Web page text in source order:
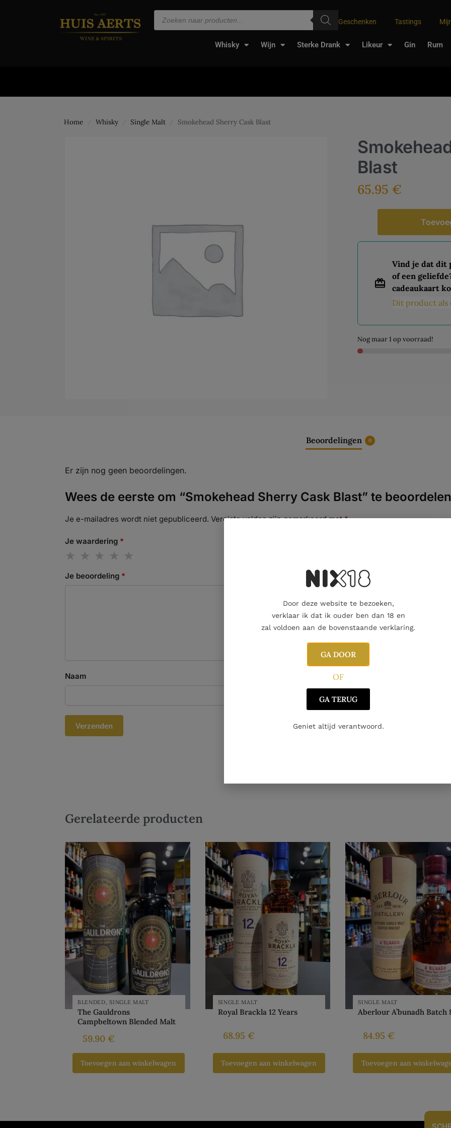
Geschenken Tastings
Whisky Wijn Sterke Drank Likeur Gin Rum
Home / Whisky / Single Malt / Smokehead Sherry Cask Blast
Blast
65.95 €
Vind je dat dit
of een
cadeaukaart
Dit product als
Nog maar 1 op voorraad!
Beoordelingen 0
Er zijn nog geen beoordelingen.
Wees de eerste om “Smokehead Sherry Cask Blast” te beoordelen
Je e-mailadres wordt niet gepubliceerd. Vereiste velden zijn gemarkeerd met*
Je waardering *
Je beoordeling *
Naam E-mail
Gerelateerde producten
BLENDED ,SINGLE MALT
The Gauldrons
Campbeltown Blended Malt
59.90 €
Toevoegen aan winkelwagen
SINGLE MALT
Royal Brackla 12 Years
68.95 €
Toevoegen aan winkelwagen
SINGLE MALT
Aberlour A’bunadh Batch
84.95 €
Toevoegen aan
Door deze website te bezoeken,
verklaar ik dat ik ouder ben dan 18 en
zal voldoen aan de bovenstaande verklaring.
GA DOOR
OF
GA TERUG
Geniet altijd verantwoord.